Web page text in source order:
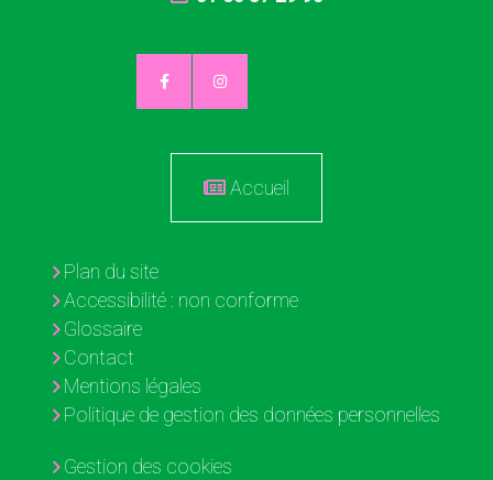
Accueil
Plan du site
Accessibilité : non conforme
Glossaire
Contact
Mentions légales
Politique de gestion des données personnelles
Gestion des cookies